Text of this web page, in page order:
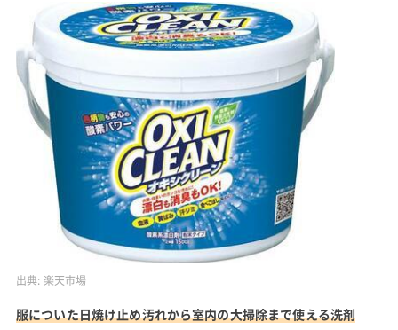
出典: 楽天市場
服についた日焼け止め汚れから室内の大掃除まで使える洗剤